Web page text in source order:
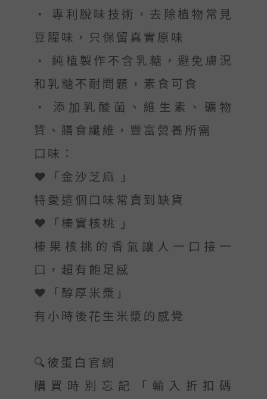
• 專利脫味技術，去除植物常見
豆腥味，只保留真實原味
• 純植製作不含乳糖，避免膚況
和乳糖不耐問題，素食可食
• 添加乳酸菌、維生素、礦物
質、膳食纖維，豐富營養所需
口味：
❤️「金沙芝麻 」
特愛這個口味常賣到缺貨
❤️「榛實核桃 」
榛果核挑的香氣讓人一口接一
口，超有飽足感
❤️「醇厚米漿」
有小時後花生米漿的感覺
🔍彼蛋白官網
購買時別忘記「輸入折扣碼